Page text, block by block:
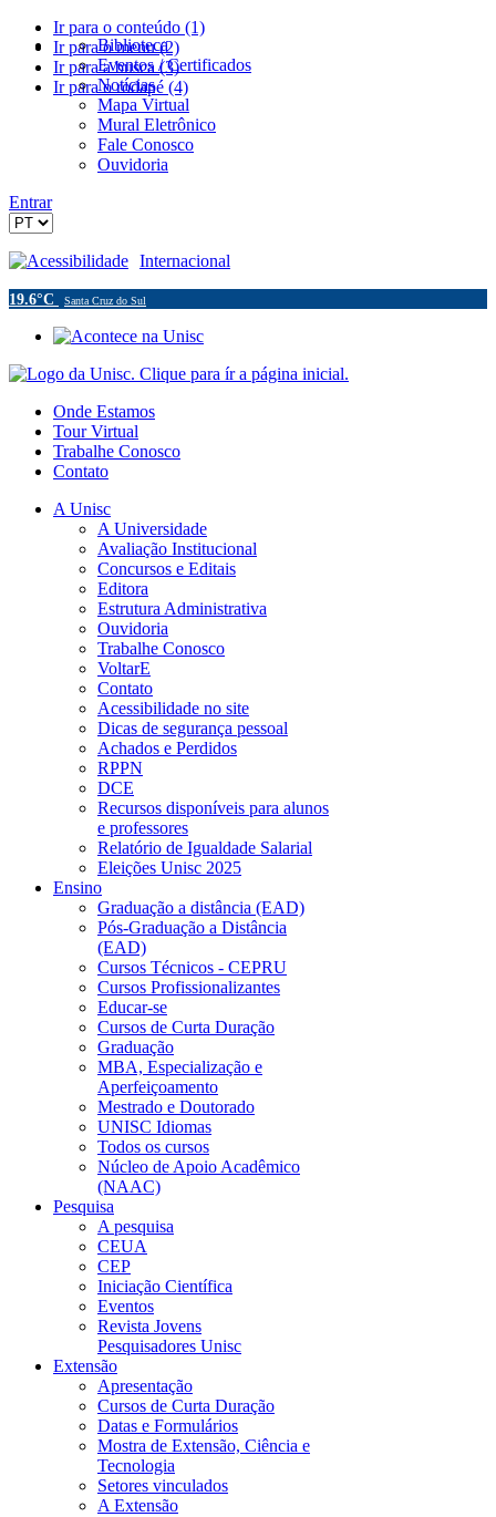
Ir para o conteúdo (1)
Ir para o menu (2)
Ir para a busca (3)
Ir para o rodapé (4)
Biblioteca
Eventos / Certificados
Notícias
Mapa Virtual
Mural Eletrônico
Fale Conosco
Ouvidoria
Entrar
Acessibilidade Internacional
19.6°C Santa Cruz do Sul
Onde Estamos
Tour Virtual
Trabalhe Conosco
Contato
A Unisc
A Universidade
Avaliação Institucional
Concursos e Editais
Editora
Estrutura Administrativa
Ouvidoria
Trabalhe Conosco
VoltarE
Contato
Acessibilidade no site
Dicas de segurança pessoal
Achados e Perdidos
RPPN
DCE
Recursos disponíveis para alunos
e professores
Relatório de Igualdade Salarial
Eleições Unisc 2025
Ensino
Graduação a distância (EAD)
Pós-Graduação a Distância
(EAD)
Cursos Técnicos - CEPRU
Cursos Profissionalizantes
Educar-se
Cursos de Curta Duração
Graduação
MBA, Especialização e
Aperfeiçoamento
Mestrado e Doutorado
UNISC Idiomas
Todos os cursos
Núcleo de Apoio Acadêmico
(NAAC)
Pesquisa
A pesquisa
CEUA
CEP
Iniciação Científica
Eventos
Revista Jovens
Pesquisadores Unisc
Extensão
Apresentação
Cursos de Curta Duração
Datas e Formulários
Mostra de Extensão, Ciência e
Tecnologia
Setores vinculados
A Extensão